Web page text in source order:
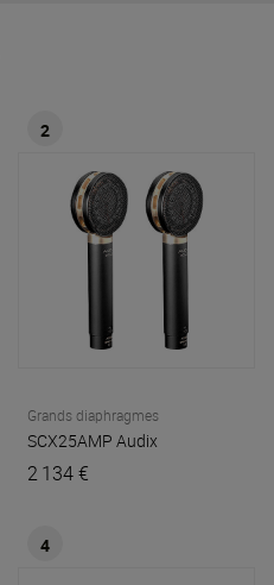
2
Grands diaphragmes
SCX25AMP Audix
2 134 €
4